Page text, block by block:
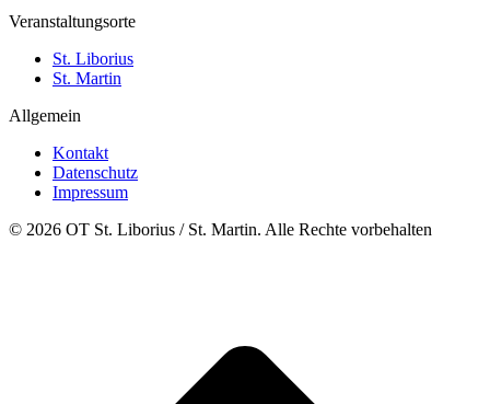
Veranstaltungsorte
St. Liborius
St. Martin
Allgemein
Kontakt
Datenschutz
Impressum
© 2026 OT St. Liborius / St. Martin. Alle Rechte vorbehalten